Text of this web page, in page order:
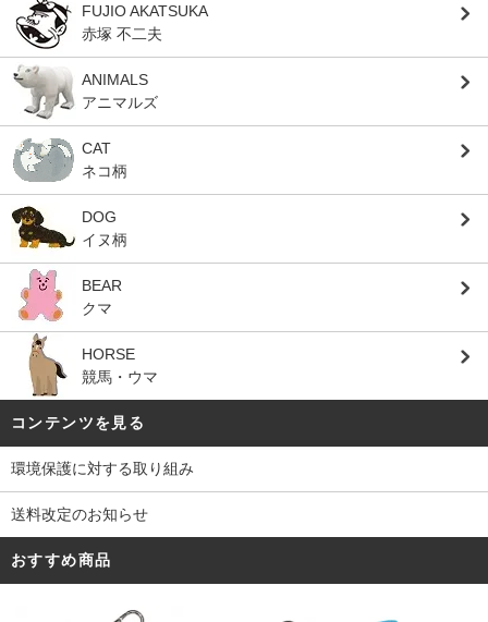
FUJIO AKATSUKA
赤塚 不二夫
ANIMALS
アニマルズ
CAT
ネコ柄
DOG
イヌ柄
BEAR
クマ
HORSE
競馬・ウマ
コンテンツを見る
環境保護に対する取り組み
送料改定のお知らせ
おすすめ商品